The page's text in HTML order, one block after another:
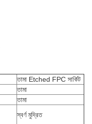
তামা Etched FPC সার্কিট
তামা
তামা
স্বর্ণ মুদ্রিত